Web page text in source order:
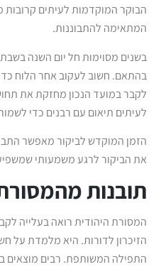
הבוקר המוקדמות לעיתים קרובות
המתאימה להתבוננות.
בשנים מסוימות חל יום השנה
בהתאם. חשוב לעקוב אחר הלוח
לקבר במועד הנכון מחזקת את
לעיתים תיאום עם רבנים כדי
הזמן המוקדש לביקור מאפשר
את הביקור לרגע משמעותי
תובנות
המסורת היהודית רואה בעלייה
הזיכרון לדורות. היא מלמדת על
התפילה המשותפת. רבים מוצאים